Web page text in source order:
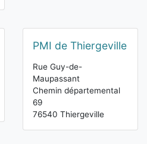
PMI de Thiergeville
Rue Guy-de-
Maupassant
Chemin départemental
69
76540 Thiergeville